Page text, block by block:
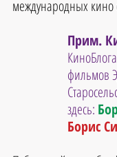
международных кино
Прим.
фильмов
здесь:
Борис